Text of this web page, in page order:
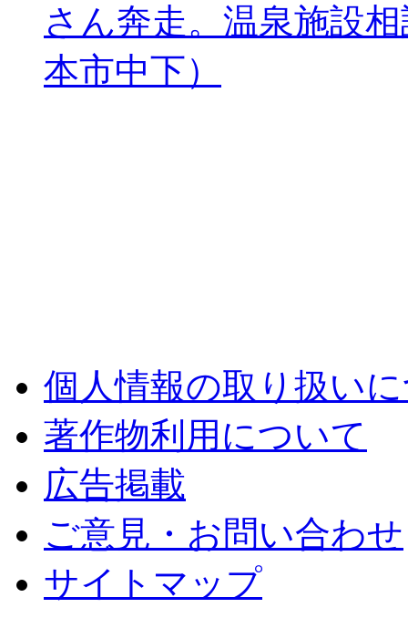
さん奔走。温泉施設
本市中下）
個人情報の取り扱い
著作物利用について
広告掲載
ご意見・お問い合わせ
サイトマップ